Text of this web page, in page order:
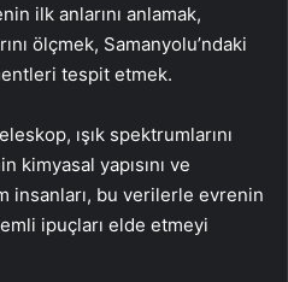
ilk anlarını anlamak,
ölçmek, Samanyolu’ndaki
tespit etmek.
ışık spektrumlarını
kimyasal yapısını ve
insanları, bu verilerle evrenin
ipuçları elde etmeyi